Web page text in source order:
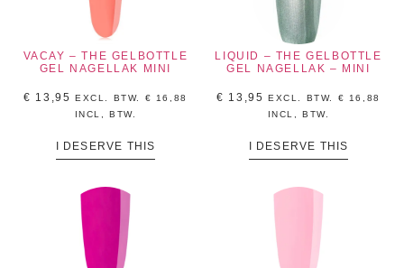
VACAY – THE GELBOTTLE
GEL NAGELLAK MINI
€ 13,95 EXCL. BTW. €
16,88
INCL, BTW.
I DESERVE THIS
LIQUID – THE GELBOTTLE
GEL NAGELLAK – MINI
€ 13,95 EXCL. BTW. €
16,88
INCL, BTW.
I DESERVE THIS